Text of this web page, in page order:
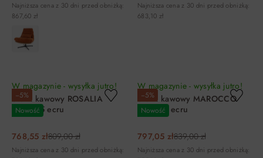
Najniższa cena z 30 dni przed obniżką:
867,60 zł
Najniższa cena z 30 dni przed obniżką:
683,10 zł
−5%
Nowość
W magazynie - wysyłka jutro!
Stolik kawowy ROSALIA
FI80X45 ecru
768,55 zł809,00 zł
Najniższa cena z 30 dni przed obniżką:
−5%
Nowość
W magazynie - wysyłka jutro!
Stolik kawowy MAROCCO
120X60 ecru
797,05 zł839,00 zł
Najniższa cena z 30 dni przed obniżką: